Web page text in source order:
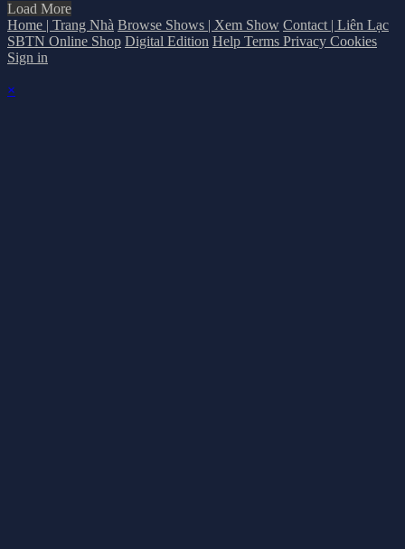
Load More
Home | Trang Nhà Browse Shows | Xem Show Contact | Liên Lạc
SBTN Online Shop Digital Edition Help Terms Privacy Cookies
Sign in
×